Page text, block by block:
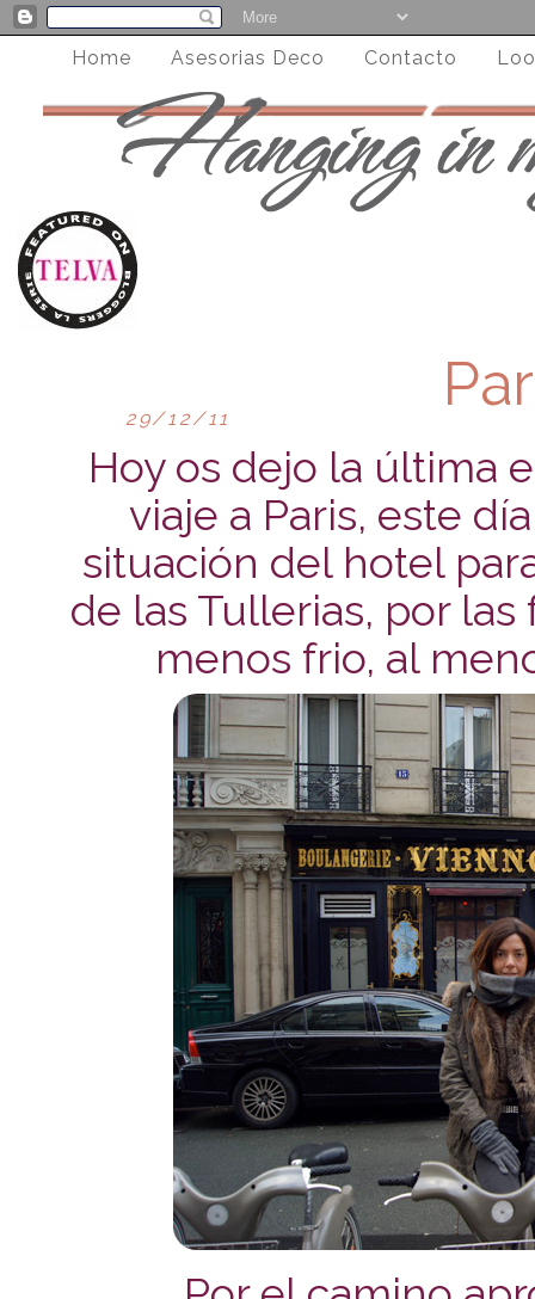
Home Asesorias Deco Contacto
29/12/11
Hoy os dejo la última
viaje a Paris, este
situación del hotel
de las Tullerias, por
menos frio, al